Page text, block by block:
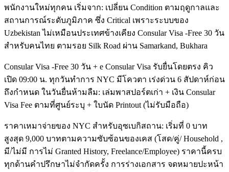
พนักงานใหม่ทุกคน เริ่มจาก: เปลี่ยน Condition ตามฤดูกาลและ
สถานการณ์ระดับภูมิภาค ซึ่ง Critical เพราะระบบของ
Uzbekistan ไม่เหมือนประเทศข้างเคียง Consular Visa -Free 30 วัน
สำหรับคนไทย ตามรอย Silk Road ผ่าน Samarkand, Bukhara
Consular Visa -Free 30 วัน + e Consular Visa รับยื่นโดยตรง คิว
เปิด 09:00 น. ทุกวันทำการ NYC มีโควตา เร่งด่วน 6 สัปดาห์ก่อน
ถึงกำหนด ในวันยื่นห้ามลืม: เล่มพาสปอร์ตเก่า + เงิน Consular
Visa Fee ตามที่ศูนย์ระบุ + ใบนัด Printout (ไม่รับมือถือ)
ราคาเหมาจ่ายของ NYC สำหรับอุซเบกิสถาน: เริ่มที่ 0 บาท
สูงสุด 9,000 บาทตามความซับซ้อนของเคส (โสด/คู่/ Household ,
มี/ไม่มี การไม่ Granted History, Freelance/Employee) ราคานี้ครบ
ทุกด้านคำปรึกษาไม่จำกัดครั้ง การร่างเอกสาร จดหมายปะหน้า